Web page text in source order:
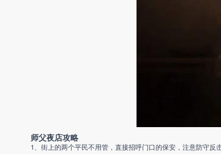
师父夜店攻略
1、街上的两个平民不用管，直接招呼门口的保安，注意防守反击